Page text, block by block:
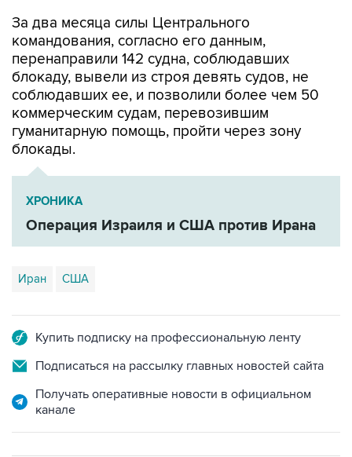
За два месяца силы Центрального
командования, согласно его данным,
перенаправили 142 судна, соблюдавших
блокаду, вывели из строя девять судов, не
соблюдавших ее, и позволили более чем 50
коммерческим судам, перевозившим
гуманитарную помощь, пройти через зону
блокады.
ХРОНИКА
Операция Израиля и США против Ирана
Иран США
Купить подписку на профессиональную ленту
Подписаться на рассылку главных новостей сайта
Получать оперативные новости в официальном
канале